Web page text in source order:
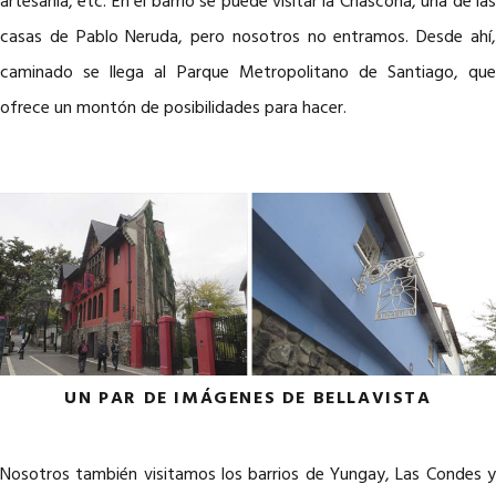
casas de Pablo Neruda, pero nosotros no entramos. Desde ahí,
caminado se llega al Parque Metropolitano de Santiago, que
ofrece un montón de posibilidades para hacer.
UN PAR DE IMÁGENES DE BELLAVISTA
Nosotros también visitamos los barrios de Yungay, Las Condes y